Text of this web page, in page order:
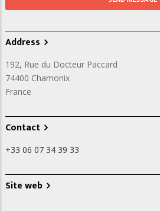
Address
192, Rue du Docteur Paccard
74400 Chamonix
France
Contact
+33 06 07 34 39 33
Site web